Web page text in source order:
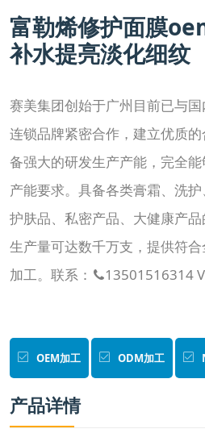
集团简介 企业文化 发展历程
分子公司
赛美化妆品 赛美医药 赛美食品
赛美供应链
人事管理
领导团队 业务精英
公众号资讯
招贤纳士
富勒烯修护面膜
补水提亮淡化细纹
赛美集团创始于广州目前已与
连锁品牌紧密合作，建立优质
备强大的研发生产产能，完全
产能要求。具备各类膏霜、洗护
护肤品、私密产品、大健康产
生产量可达数千万支，提供符
加工。联系： 13501516314
OEM加工 ODM加工
产品详情